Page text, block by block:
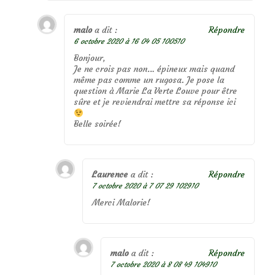
malo a dit :
6 octobre 2020 à 16 04 05 100510
Bonjour,
Je ne crois pas non… épineux mais quand
même pas comme un rugosa. Je pose la
question à Marie La Verte Louve pour être
sûre et je reviendrai mettre sa réponse ici
Belle soirée!
Répondre
Laurence a dit :
7 octobre 2020 à 7 07 29 102910
Merci Malorie!
Répondre
malo a dit :
7 octobre 2020 à 8 08 49 104910
Répondre